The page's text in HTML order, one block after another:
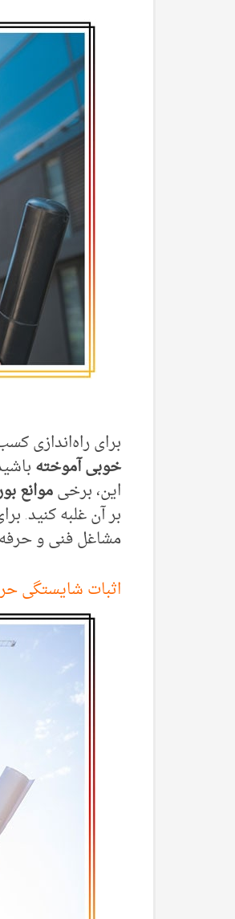
برای راه‌اندازی
خوبی آموخته
این، برخیموانع
بر آن‌ غلبه کنید.
مشاغل فنی و
اثبات شایستگی